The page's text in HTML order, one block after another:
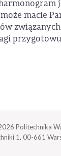
macie
związanych
Politechnika
1, 00-661